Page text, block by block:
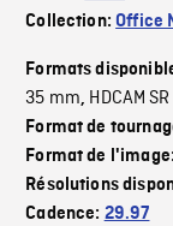
Collection:Office
Formats
35 mm, HDCAM SR
Format de
Format de
Résolutions
Cadence: 29.97